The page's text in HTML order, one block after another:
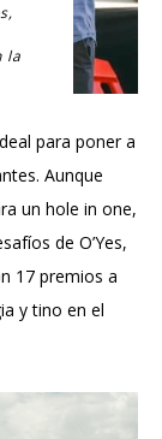
la
para poner a
Aunque
un hole in one,
de O’Yes,
17 premios a
y tino en el